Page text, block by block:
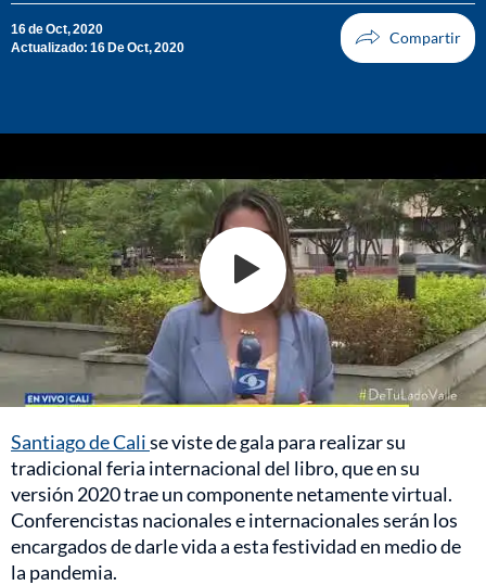
16 de Oct, 2020
Actualizado: 16 De Oct, 2020
Santiago de Calise viste de gala para realizar su
tradicional feria internacional del libro, que en su
versión 2020 trae un componente netamente virtual.
Conferencistas nacionales e internacionales serán los
encargados de darle vida a esta festividad en medio de
la pandemia.